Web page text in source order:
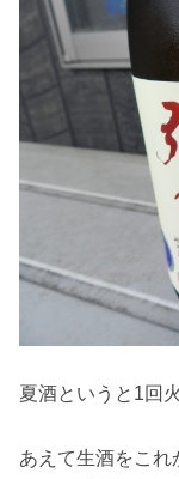
夏酒というと1回
あえて生酒をこ